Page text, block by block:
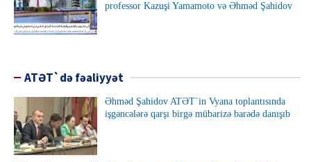
professor Kazuşi Yamamoto və Əhməd Şahidov
ATƏT`də fəaliyyət
Əhməd Şahidov ATƏT`in Vyana toplantısında
işgəncələrə qarşı birgə mübarizə barədə danışıb